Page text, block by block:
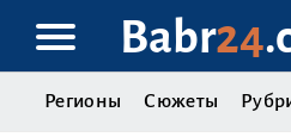
Babr24
Регионы Сюжеты